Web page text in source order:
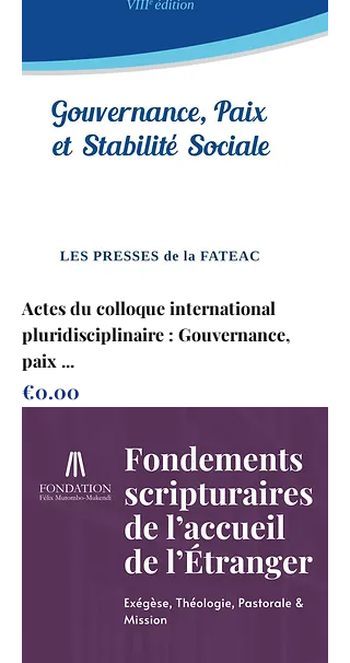
Actes du colloque international
pluridisciplinaire : Gouvernance,
paix ...
Prix
€0.00